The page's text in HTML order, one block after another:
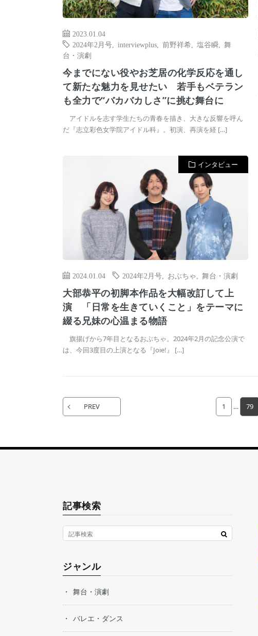
2023.01.04
2024年2月号
interviewplus 前野祥希 塩谷瞬
舞
台・演劇
今までにない役やお芝居の化学反応を通し
て新たな魅力を見せたい 若手もベテラン
も全力で“バカバカしさ”に挑む舞台に
アイドルを志す学生たちの青春を描き、大きな反響を呼ん
だ『志立彩色女学院アイドル科』。初演、再演を経 […]
インタビュー
2024.01.04 2024年2月号 おぶちゃ 舞台・演劇
大部恭平の初脚本作品を大幅改訂して上
演 「日常を生きていくこと」をテーマに
綴る兄妹の心温まる物語
旗揚げから7年目となるおぶちゃ。2024年2月の記念公演で
は、今回3度目の上演となる『Joie!』 […]
PREV 1 … 79
記事検索
ジャンル
舞台・演劇
バレエ・ダンス